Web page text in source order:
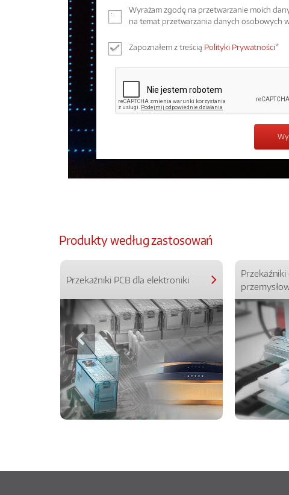
Wyrażam zgodę na przetwarzanie moich
na temat przetwarzania danych osobowych
Zapoznałem z treścią Polityki Prywatności*
Produkty według zastosowań
Przekaźniki PCB dla elektroniki